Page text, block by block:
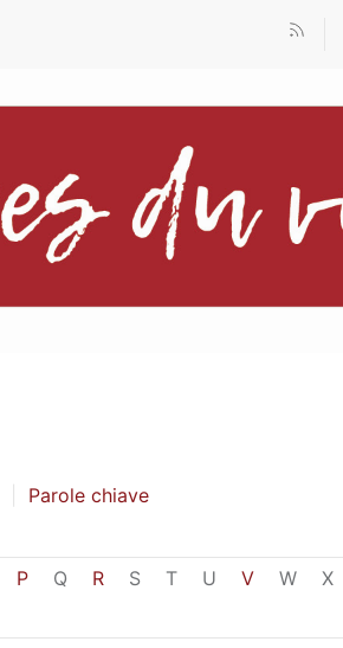
Parole chiave
P Q R S T U V W X